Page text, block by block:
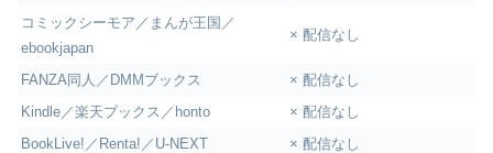
コミックシーモア／まんが王国／
ebookjapan
× 配信なし
FANZA同人／DMMブックス
× 配信なし
Kindle／楽天ブックス／honto
× 配信なし
BookLive!／Renta!／U-NEXT
× 配信なし